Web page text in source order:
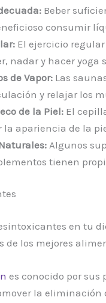
Beber
consumir
El ejercicio
nadar y hacer yoga
de Vapor:Las
y relajar los
de la Piel:El
la apariencia de la
Algunos
tienen
en tu
de los mejores
es conocido por
la eliminación